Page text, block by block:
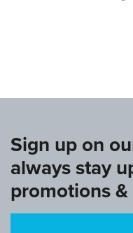
Sign up on
always stay
promotions